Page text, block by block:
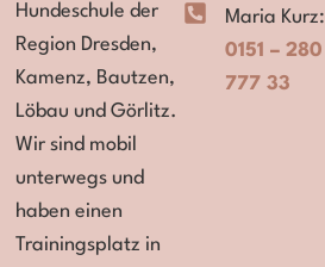
Hundeschule der
Region Dresden,
Kamenz, Bautzen,
Löbau und Görlitz.
Wir sind mobil
unterwegs und
haben einen
Trainingsplatz in
Maria Kurz:
0151 – 280
777 33